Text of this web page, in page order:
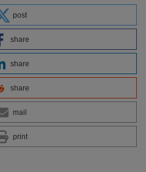
post
share
share
share
mail
print